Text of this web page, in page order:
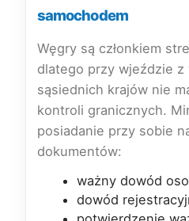
samochodem
Węgry są członkiem
dlatego przy wjeździe z
sąsiednich krajów nie
kontroli granicznych.
posiadanie przy sobie
dokumentów:
ważny dowód
dowód